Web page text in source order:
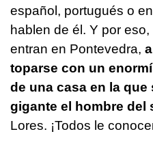
español, portugués o
hablen de él. Y por
entran en Pontevedra,
toparse con un
de una casa en la que
gigante el hombre del
Lores. ¡Todos le